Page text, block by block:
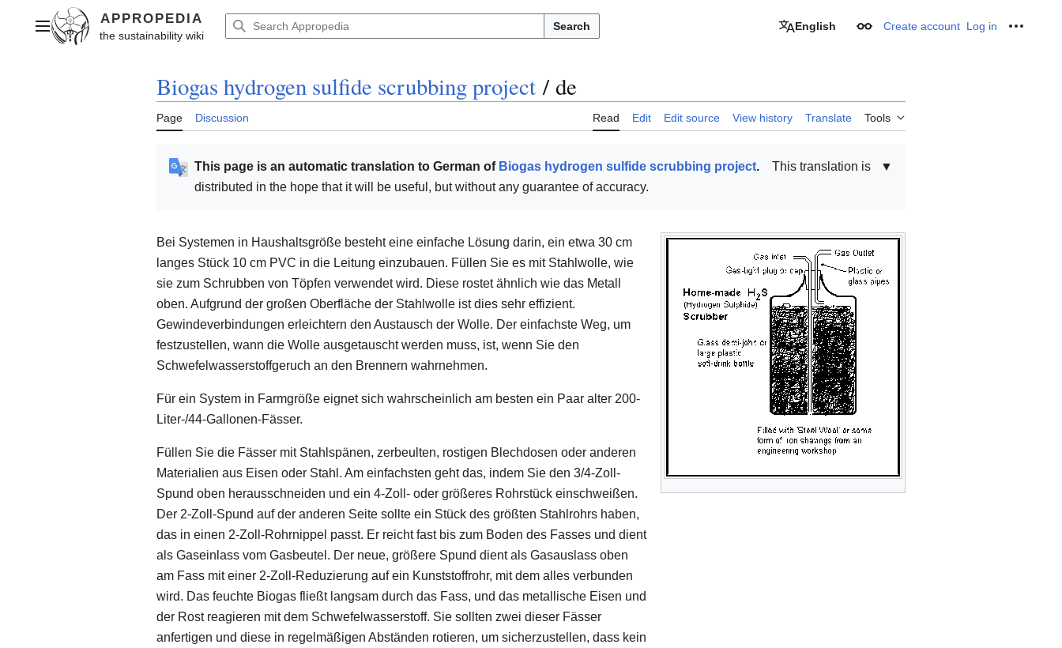
contentMain menu Search English Appearance
Create account Log in
Biogas hydrogen sulfide scrubbing project / de
Page Discussion Read Edit Edit source View history Translate Tools
▼
This page is an automatic translation to German of Biogas hydrogen sulfide scrubbing project.
This translation is
distributed in the hope that it will be useful, but without any guarantee of accuracy.
Bei Systemen in Haushaltsgröße besteht eine einfache Lösung darin, ein etwa 30 cm
langes Stück 10 cm PVC in die Leitung einzubauen. Füllen Sie es mit Stahlwolle, wie
sie zum Schrubben von Töpfen verwendet wird. Diese rostet ähnlich wie das Metall
oben. Aufgrund der großen Oberfläche der Stahlwolle ist dies sehr effizient.
Gewindeverbindungen erleichtern den Austausch der Wolle. Der einfachste Weg, um
festzustellen, wann die Wolle ausgetauscht werden muss, ist, wenn Sie den
Schwefelwasserstoffgeruch an den Brennern wahrnehmen.
Für ein System in Farmgröße eignet sich wahrscheinlich am besten ein Paar alter 200-
Liter-/44-Gallonen-Fässer.
Füllen Sie die Fässer mit Stahlspänen, zerbeulten, rostigen Blechdosen oder anderen
Materialien aus Eisen oder Stahl. Am einfachsten geht das, indem Sie den 3/4-Zoll-
Spund oben herausschneiden und ein 4-Zoll- oder größeres Rohrstück einschweißen.
Der 2-Zoll-Spund auf der anderen Seite sollte ein Stück des größten Stahlrohrs haben,
das in einen 2-Zoll-Rohrnippel passt. Er reicht fast bis zum Boden des Fasses und dient
als Gaseinlass vom Gasbeutel. Der neue, größere Spund dient als Gasauslass oben
am Fass mit einer 2-Zoll-Reduzierung auf ein Kunststoffrohr, mit dem alles verbunden
wird. Das feuchte Biogas fließt langsam durch das Fass, und das metallische Eisen und
der Rost reagieren mit dem Schwefelwasserstoff. Sie sollten zwei dieser Fässer
anfertigen und diese in regelmäßigen Abständen rotieren, um sicherzustellen, dass kein